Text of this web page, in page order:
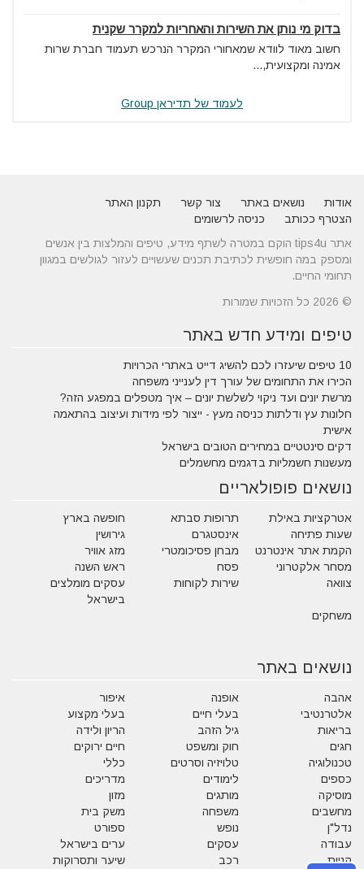
בדוק מי נותן את השירות והאחריות למקרר שקנית
חשוב מאוד לוודא שמאחורי המקרר הנרכש תעמוד חברת שרות
אמינה ומקצועית,...
לעמוד של תדיראן Group
אודות נושאים באתר צור קשר
תקנון האתר
הצטרף ככותב
כניסה לרשומים
אתר tips4u הוקם במטרה לשתף מידע, טיפים והמלצות בין אנשים
ומספק במה חופשית לכתיבת תכנים שעשויים לעזור לגולשים במגוון
תחומי החיים.
© 2026 כל הזכויות שמורות
טיפים ומידע חדש באתר
10 טיפים שיעזרו לכם להשיג דייט באתרי הכרויות
הכירו את התחומים של עורך דין לענייני משפחה
מרשת יונים ועד ניקוי לשלשת יונים – איך מטפלים במפגע הזה?
חלונות עץ ודלתות כניסה מעץ - ייצור לפי מידות ועיצוב בהתאמה
אישית
דקים סינטטיים במחירים הטובים בישראל
מעשנות חשמליות בדגמים מחשמלים
נושאים פופולאריים
אטרקציות באילת תרופות סבתא
חופשה בארץ
שעות פתיחה
אינסטגרם
גירושין
הקמת אתר אינטרנט
מבחן פסיכומטרי
מזג אוויר
מסחר אלקטרוני
פסח
ראש השנה
צוואה
שירות לקוחות
עסקים מומלצים
בישראל
משחקים
נושאים באתר
אהבה אופנה
איפור
אלטרנטיבי
בעלי חיים
בעלי מקצוע
בריאות
גיל הזהב
הריון ולידה
חגים
חוק ומשפט
חיים ירוקים
טכנולוגיה
טלויזיה וסרטים
כללי
כספים
לימודים
מדריכים
מוסיקה
מותגים
מזון
מחשבים
משפחה
משק בית
נדל"ן
נופש
ספורט
עבודה
עסקים
ערים בישראל
קניות
רכב שיער ותסרוקות